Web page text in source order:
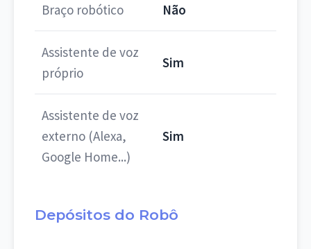
Braço robótico Não
Assistente de voz
próprio
Sim
Assistente de voz
externo (Alexa,
Google Home...)
Sim
Depósitos do Robô